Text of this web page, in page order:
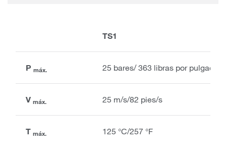
TS1
P máx. 25 bares/ 363 libras por pulgada
V máx. 25 m/s/82 pies/s
T máx. 125 °C/257 °F